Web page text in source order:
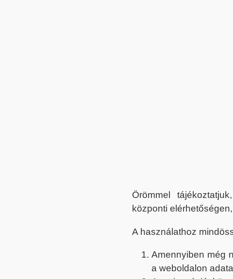
Örömmel
központi
A használathoz
Amennyiben még
a weboldalon